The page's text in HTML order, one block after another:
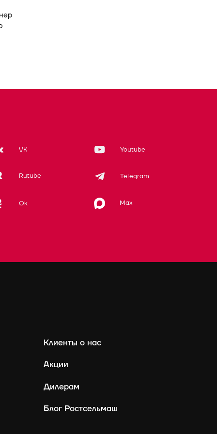
VK Youtube
Rutube Telegram
Ok Max
Клиенты о нас
Акции
Дилерам
Блог Ростсельмаш